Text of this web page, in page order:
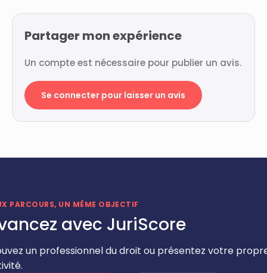
Partager mon expérience
Un compte est nécessaire pour publier un avis.
Se connecter pour laisser un avis
PARCOURS, UN MÊME OBJECTIF
avec JuriScore
un professionnel du droit ou présentez votre